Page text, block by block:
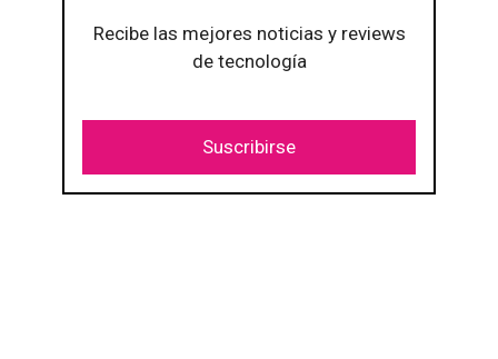
Recibe las mejores noticias y reviews
de tecnología
Suscribirse